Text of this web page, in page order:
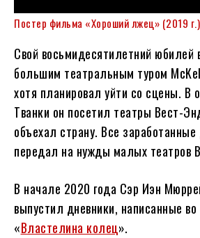
Постер фильма «Хороший лжец» (2019 г.)
Свой восьмидесятилетний юбилей
большим театральным туром
хотя планировал уйти со сцены. В
Тванки он посетил театры Вест-
объехал страну. Все
передал на нужды малых театров
В начале 2020 года Сэр Иэн
выпустил дневники, написанные
«Властелина колец».